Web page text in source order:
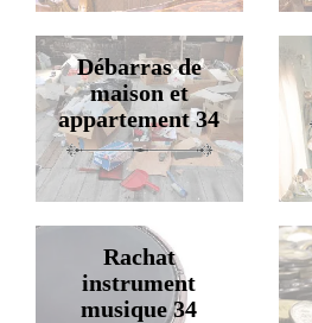
Débarras de
maison et
appartement 34
Rachat
instrument
musique 34